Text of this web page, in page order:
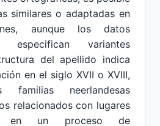
similares o adaptadas en
aunque los datos
especifican variantes
del apellido indica
en el siglo XVII o XVIII,
familias neerlandesas
relacionados con lugares
en un proceso de